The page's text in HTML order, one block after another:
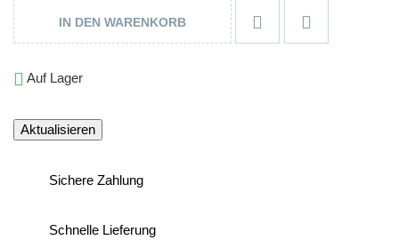
IN DEN WARENKORB  
 Auf Lager
Sichere Zahlung
Schnelle Lieferung